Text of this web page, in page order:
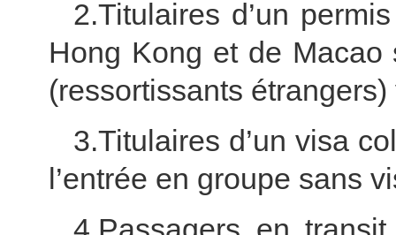
2.Titulaires d’un
Hong Kong et de
(ressortissants
3.Titulaires d’un visa
l’entrée en groupe sans